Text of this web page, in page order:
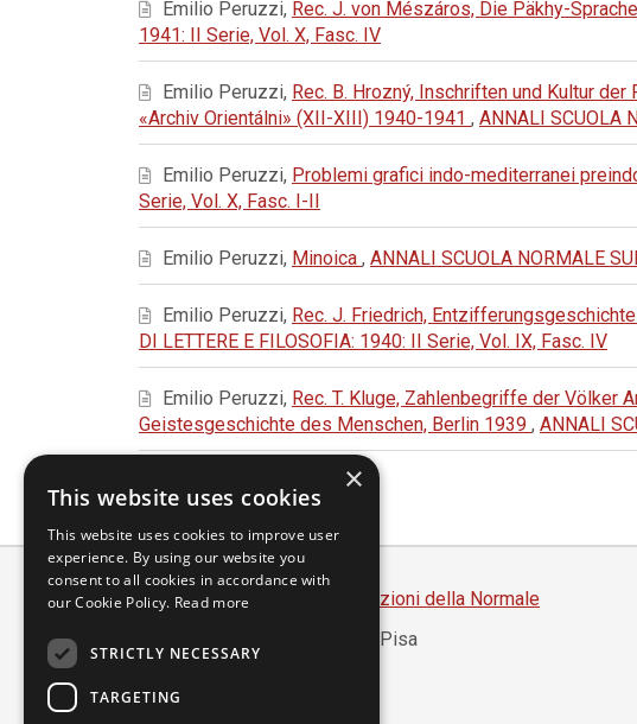
Emilio Peruzzi, Rec. J. von Mészáros, Die Päkhy-
1941: II Serie, Vol. X, Fasc. IV
Emilio Peruzzi, Rec. B. Hrozný, Inschriften und Kultur
«Archiv Orientálni» (XII-XIII) 1940-1941 , ANNALI SCUOLA
Emilio Peruzzi, Problemi grafici indo-mediterranei
Serie, Vol. X, Fasc. I-II
Emilio Peruzzi, Minoica , ANNALI SCUOLA NORMALE
Emilio Peruzzi, Rec. J. Friedrich,
DI LETTERE E FILOSOFIA: 1940: II Serie, Vol. IX, Fasc. IV
Emilio Peruzzi, Rec. T. Kluge, Zahlenbegriffe der Völker
Geistesgeschichte des Menschen, Berlin 1939 , ANNALI
Scuola Normale Superiore
Edizioni della Normale
Piazza dei Cavalieri, 7 - 56126 Pisa
Partita IVA 00420000507
×
This website uses cookies
This website uses cookies to improve user
experience. By using our website you
consent to all cookies in accordance with
our Cookie Policy. Read more
STRICTLY NECESSARY
TARGETING